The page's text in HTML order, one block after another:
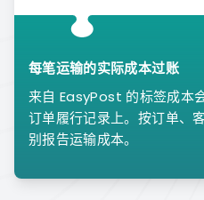
每笔运输的实际成本过账
来自 EasyPost 的标签成本
订单履行记录上。按订单、
别报告运输成本。